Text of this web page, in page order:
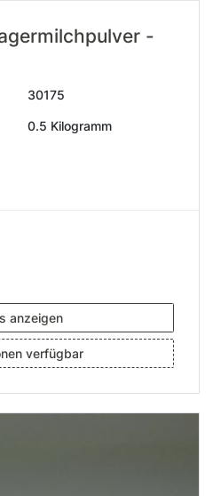
-
30175
0.5 Kilogramm
anzeigen
verfügbar